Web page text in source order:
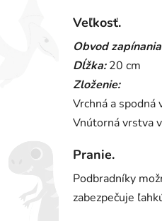
Veľkosť.
Obvod
Dĺžka:20 cm
Zloženie:
Vrchná a
Vnútorná vrstva
Pranie.
Podbradníky
zabezpečuje